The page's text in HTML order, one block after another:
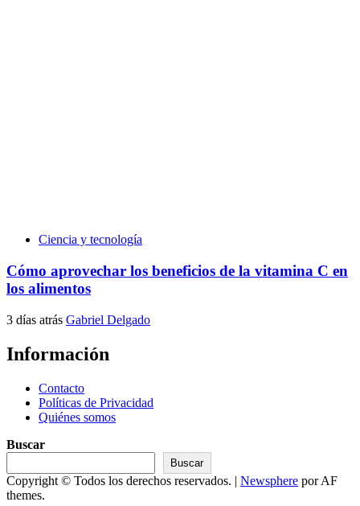
Ciencia y tecnología
Cómo aprovechar los beneficios de la vitamina C en
los alimentos
3 días atrás Gabriel Delgado
Información
Contacto
Políticas de Privacidad
Quiénes somos
Buscar
Buscar
Copyright © Todos los derechos reservados. | Newsphere por AF
themes.